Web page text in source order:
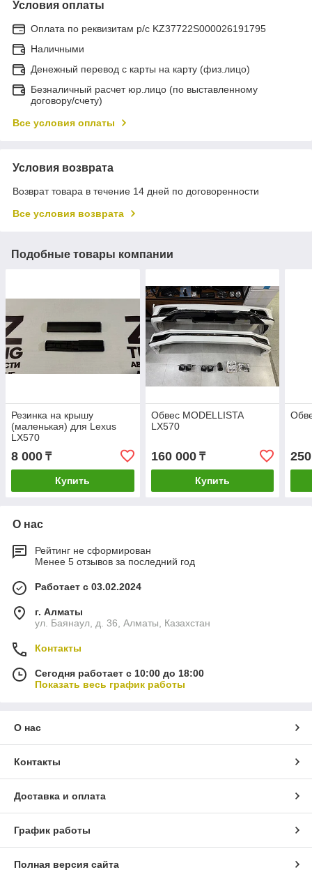
Условия оплаты
Оплата по реквизитам р/с KZ37722S000026191795
Наличными
Денежный перевод с карты на карту (физ.лицо)
Безналичный расчет юр.лицо (по выставленному
договору/счету)
Все условия оплаты
Условия возврата
Возврат товара в течение 14 дней по договоренности
Все условия возврата
Подобные товары компании
Резинка на крышу
(маленькая) для Lexus
LX570
8 000 ₸
Купить
Обвес MODELLISTA
LX570
160 000₸
Купить
О нас
Рейтинг не сформирован
Менее 5 отзывов за последний год
Работает с 03.02.2024
г. Алматы
ул. Баянаул, д. 36, Алматы, Казахстан
Контакты
Сегодня работает с 10:00 до 18:00
Показать весь график работы
О нас
Контакты
Доставка и оплата
График работы
Полная версия сайта